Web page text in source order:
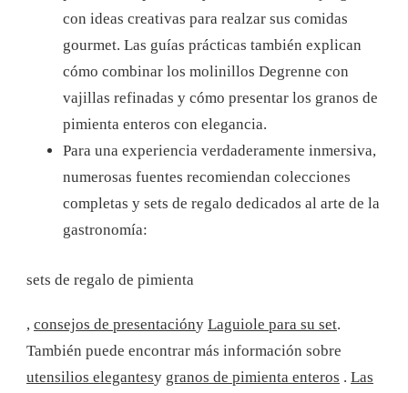
con ideas creativas para realzar sus comidas
gourmet. Las guías prácticas también explican
cómo combinar los molinillos Degrenne con
vajillas refinadas y cómo presentar los granos de
pimienta enteros con elegancia.
Para una experiencia verdaderamente inmersiva,
numerosas fuentes recomiendan colecciones
completas y sets de regalo dedicados al arte de la
gastronomía:
sets de regalo de pimienta
, consejos de presentacióny Laguiole para su set.
También puede encontrar más información sobre
utensilios elegantesy granos de pimienta enteros . Las